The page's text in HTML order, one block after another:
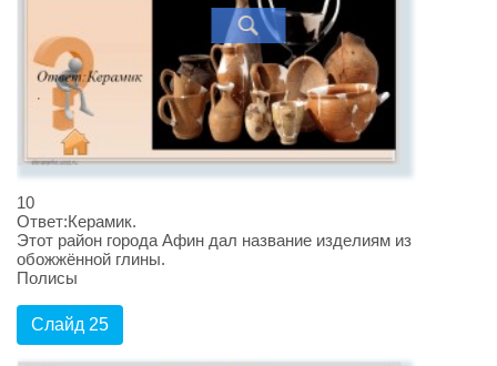
10
Ответ:Керамик.
Этот район города Афин дал название изделиям из
обожжённой глины.
Полисы
Слайд 25